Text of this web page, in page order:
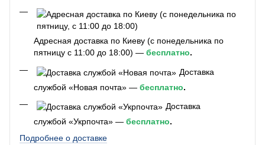
Адресная доставка по Киеву (с понедельника по
пятницу с 11:00 до 18:00) — бесплатно.
Доставка
службой «Новая почта» — бесплатно.
Доставка
службой «Укрпочта» — бесплатно.
Подробнее о доставке